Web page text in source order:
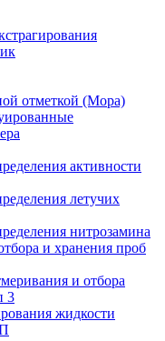
отметкой (Мора)
активности
летучих
нитрозамина
и хранения проб
и отбора
3
жидкости